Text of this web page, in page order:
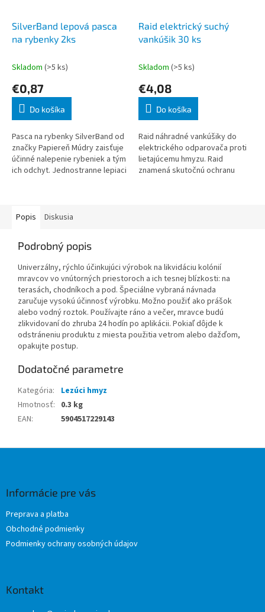
SilverBand lepová pasca
na rybenky 2ks
Skladom (>5 ks)
€0,87
Do košíka
Pasca na rybenky SilverBand od
značky Papiereň Múdry zaisťuje
účinné nalepenie rybeniek a tým
ich odchyt. Jednostranne lepiaci
Raid elektrický suchý
vankúšik 30 ks
Skladom (>5 ks)
€4,08
Do košíka
Raid náhradné vankúšiky do
elektrického odparovača proti
lietajúcemu hmyzu. Raid
znamená skutočnú ochranu
Popis
Diskusia
Podrobný popis
Univerzálny, rýchlo účinkujúci výrobok na likvidáciu kolónií
mravcov vo vnútorných priestoroch a ich tesnej blízkosti: na
terasách, chodníkoch a pod. Špeciálne vybraná návnada
zaručuje vysokú účinnosť výrobku. Možno použiť ako prášok
alebo vodný roztok. Používajte ráno a večer, mravce budú
zlikvidovaní do zhruba 24 hodín po aplikácii. Pokiaľ dôjde k
odstráneniu produktu z miesta použitia vetrom alebo dažďom,
opakujte postup.
Dodatočné parametre
Kategória:
Lezúci hmyz
Hmotnosť: 0.3 kg
EAN: 5904517229143
Informácie pre vás
Preprava a platba
Obchodné podmienky
Podmienky ochrany osobných údajov
Kontakt